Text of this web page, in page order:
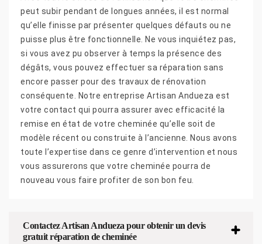
peut subir pendant de longues années, il est normal
qu’elle finisse par présenter quelques défauts ou ne
puisse plus être fonctionnelle. Ne vous inquiétez pas,
si vous avez pu observer à temps la présence des
dégâts, vous pouvez effectuer sa réparation sans
encore passer pour des travaux de rénovation
conséquente. Notre entreprise Artisan Andueza est
votre contact qui pourra assurer avec efficacité la
remise en état de votre cheminée qu’elle soit de
modèle récent ou construite à l’ancienne. Nous avons
toute l’expertise dans ce genre d’intervention et nous
vous assurerons que votre cheminée pourra de
nouveau vous faire profiter de son bon feu.
Contactez Artisan Andueza pour obtenir un devis
gratuit réparation de cheminée